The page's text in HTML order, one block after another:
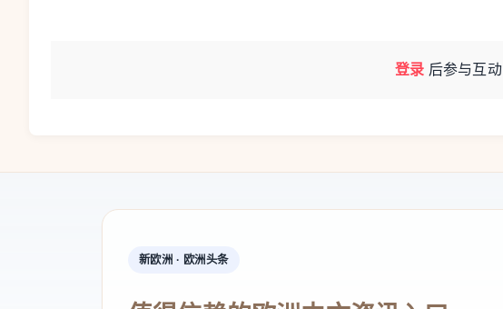
登录 后参与互动
新欧洲 · 欧洲头条